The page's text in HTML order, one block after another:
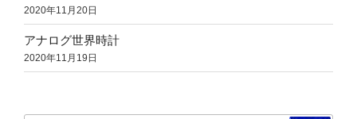
2020年11月20日
アナログ世界時計
2020年11月19日